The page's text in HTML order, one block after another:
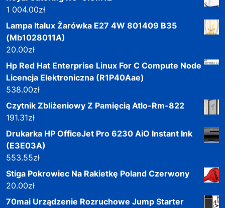
1 004.00zł
Lampa Italux Żarówka E27 4W 801409 B35
(Mb1028011A)
20.00zł
Hp Red Hat Enterprise Linux For C Compute Node
Licencja Elektroniczna (R1P40Aae)
538.00zł
Czytnik Zbliżeniowy Z Pamięcią Atlo-Rm-822
191.31zł
Drukarka HP OfficeJet Pro 6230 AiO Instant Ink
(E3E03A)
553.55zł
Stiga Pokrowiec Na Rakietkę Poland Czerwony
20.00zł
70mai Urządzenie Rozruchowe Jump Starter